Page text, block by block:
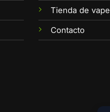
Tienda de
Contacto